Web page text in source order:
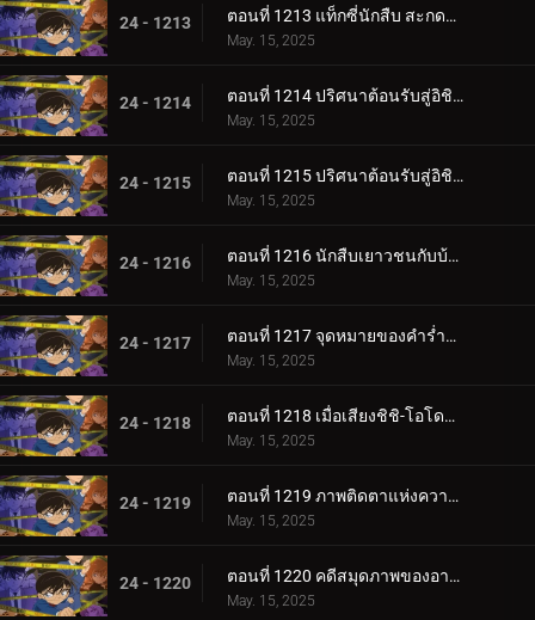
24 - 1213 ตอนที่ 1213 แท็กซี่นักสืบ สะกดรอย 2
May. 15, 2025
24 - 1214 ตอนที่ 1214 ปริศนาต้อนรับสู่อิชิคาวะ (ตอนแรก)
May. 15, 2025
24 - 1215 ตอนที่ 1215 ปริศนาต้อนรับสู่อิชิคาวะ (ตอนจบ)
May. 15, 2025
24 - 1216 ตอนที่ 1216 นักสืบเยาวชนกับบ้านเก่าที่ใฝ่ฝัน
May. 15, 2025
24 - 1217 ตอนที่ 1217 จุดหมายของคำร่ำลา
May. 15, 2025
24 - 1218 ตอนที่ 1218 เมื่อเสียงชิชิ-โอโดชิดังขึ้น
May. 15, 2025
24 - 1219 ตอนที่ 1219 ภาพติดตาแห่งความลับ
May. 15, 2025
24 - 1220 ตอนที่ 1220 คดีสมุดภาพของอายูมิ 5
May. 15, 2025